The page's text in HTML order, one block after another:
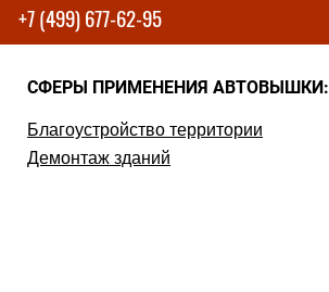
+7 (499) 677-62-95
СФЕРЫ ПРИМЕНЕНИЯ АВТОВЫШКИ:
Благоустройство территории
Демонтаж зданий